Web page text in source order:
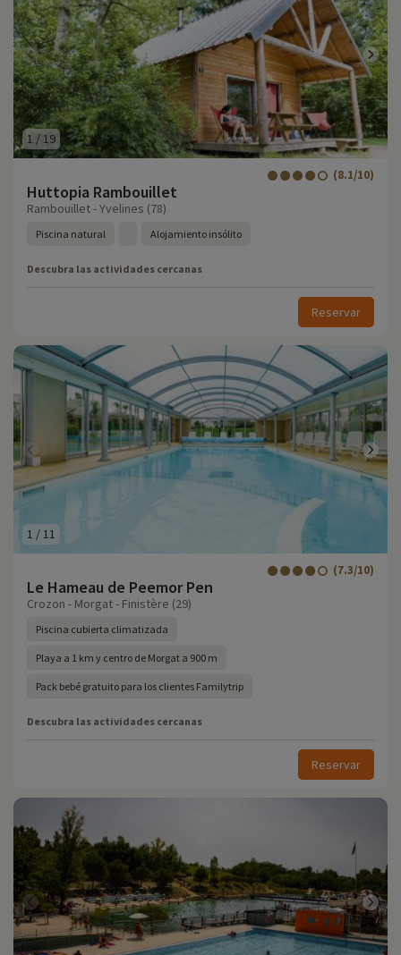
1 / 19
Huttopia Rambouillet
(8.1/10)
Rambouillet - Yvelines (78)
Piscina natural Alojamiento insólito
Descubra las actividades cercanas
Reservar
1 / 11
Le Hameau de Peemor Pen
(7.3/10)
Crozon - Morgat - Finistère (29)
Piscina cubierta climatizada
Playa a 1 km y centro de Morgat a 900 m
Pack bebé gratuito para los clientes Familytrip
Descubra las actividades cercanas
Reservar